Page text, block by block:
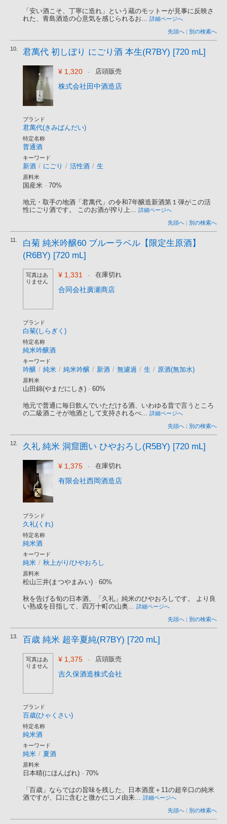
「安い酒こそ、丁寧に造れ」という蔵のモットーが見事に反映さ
れた、青島酒造の心意気を感じられるお... 詳細ページへ
先頭へ | 別の検索へ
10. 君萬代 初しぼり にごり酒 本生(R7BY) [720 mL]
¥ 1,320 - 店頭販売
株式会社田中酒造店
ブランド
君萬代(きみばんだい)
特定名称
普通酒
キーワード
新酒 / にごり / 活性酒 / 生
原料米
国産米 - 70%
地元・取手の地酒「君萬代」の令和7年醸造新酒第１弾がこの活
性にごり酒です。 このお酒が搾り上... 詳細ページへ
先頭へ | 別の検索へ
11.
白菊 純米吟醸60 ブルーラベル【限定生原酒】
(R6BY) [720 mL]
写真はあ
りません
¥ 1,331 - 在庫切れ
合同会社廣瀬商店
ブランド
白菊(しらぎく)
特定名称
純米吟醸酒
キーワード
吟醸 / 純米 / 純米吟醸 / 新酒 / 無濾過 / 生 / 原酒(無加水)
原料米
山田錦(やまだにしき) - 60%
地元で普通に毎日飲んでいただける酒、いわゆる昔で言うところ
の二級酒こそが地酒として支持されるべ... 詳細ページへ
先頭へ | 別の検索へ
12. 久礼 純米 洞窟囲い ひやおろし(R5BY) [720 mL]
¥ 1,375 - 在庫切れ
有限会社西岡酒造店
ブランド
久礼(くれ)
特定名称
純米酒
キーワード
純米 / 秋上がり/ひやおろし
原料米
松山三井(まつやまみい) - 60%
秋を告げる旬の日本酒、「久礼」純米のひやおろしです。 より良
い熟成を目指して、四万十町の山奥... 詳細ページへ
先頭へ | 別の検索へ
13. 百歳 純米 超辛夏純(R7BY) [720 mL]
写真はあ
りません
¥ 1,375 - 店頭販売
吉久保酒造株式会社
ブランド
百歳(ひゃくさい)
特定名称
純米酒
キーワード
純米 / 夏酒
原料米
日本晴(にほんばれ) - 70%
「百歳」ならではの旨味を残した、日本酒度＋11の超辛口の純米
酒ですが、口に含むと微かにコメ由来... 詳細ページへ
先頭へ | 別の検索へ